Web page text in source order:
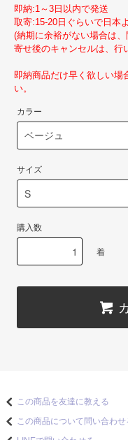
即納:1～3日以内で発送
取寄:15-20日ぐらいで日本
(納期に余裕がない場合は
寄せ後のキャンセルは、行
即納商品だけ早く欲しい場
い。
カラー
サイズ
購入数
着
この商品を友達に教える
この商品について問い合わせ